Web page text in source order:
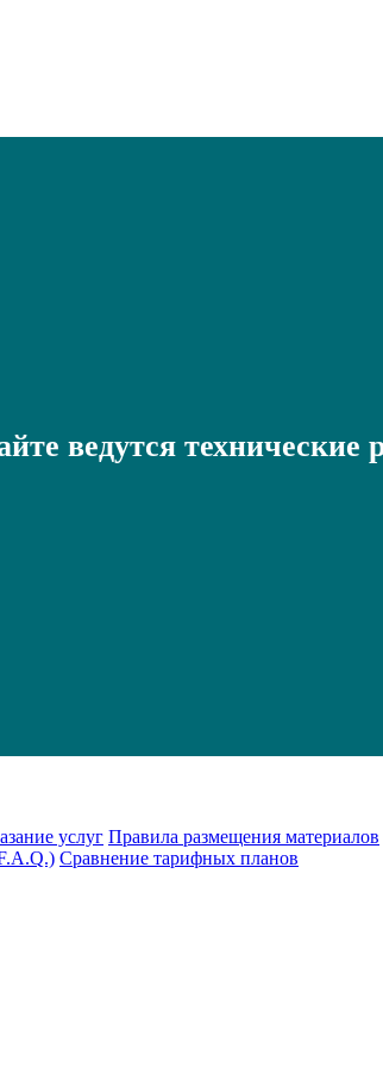
ведутся технические
услуг Правила размещения материалов
Cравнение тарифных планов